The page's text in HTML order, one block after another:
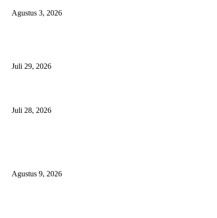
Agustus 3, 2026
Juli 29, 2026
Juli 28, 2026
Agustus 9, 2026